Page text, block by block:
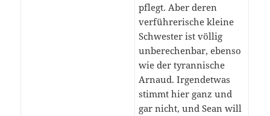
pflegt. Aber deren
verführerische kleine
Schwester ist völlig
unberechenbar, ebenso
wie der tyrannische
Arnaud. Irgendetwas
stimmt hier ganz und
gar nicht, und Sean will